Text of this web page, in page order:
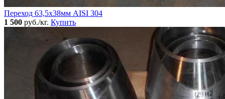
Переход 63,5х38мм AISI 304
1 500 руб./кг. Купить